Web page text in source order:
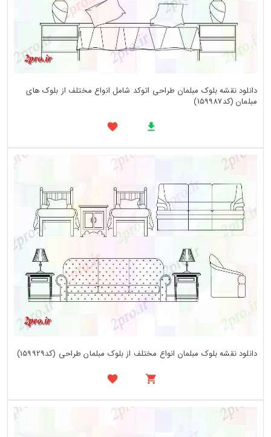
دانلود نقشه بلوک مبلمان طراحی اتوکد شامل انواع مختلف از بلوک های
مبلمان (کد159987)
دانلود نقشه بلوک مبلمان انواع مختلف از بلوک مبلمان طراحی (کد159929)